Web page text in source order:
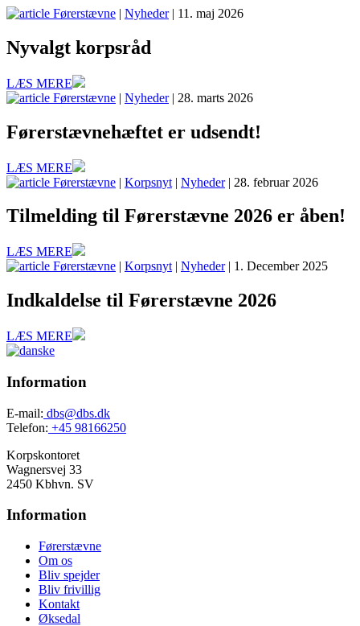
Førerstævne | Nyheder| 11. maj 2026
Nyvalgt korpsråd
LÆS MERE
Førerstævne | Nyheder| 28. marts 2026
Førerstævnehæftet er udsendt!
LÆS MERE
Førerstævne | Korpsnyt | Nyheder| 28. februar 2026
Tilmelding til Førerstævne 2026 er åben!
LÆS MERE
Førerstævne | Korpsnyt | Nyheder| 1. December 2025
Indkaldelse til Førerstævne 2026
LÆS MERE
Information
E-mail: dbs@dbs.dk
Telefon: +45 98166250
Korpskontoret
Wagnersvej 33
2450 Kbhvn. SV
Information
Førerstævne
Om os
Bliv spejder
Bliv frivillig
Kontakt
Øksedal